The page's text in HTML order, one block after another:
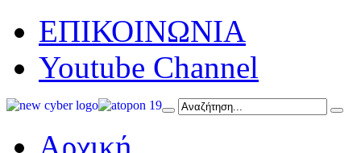
ΕΠΙΚΟΙΝΩΝΙΑ
Youtube Channel